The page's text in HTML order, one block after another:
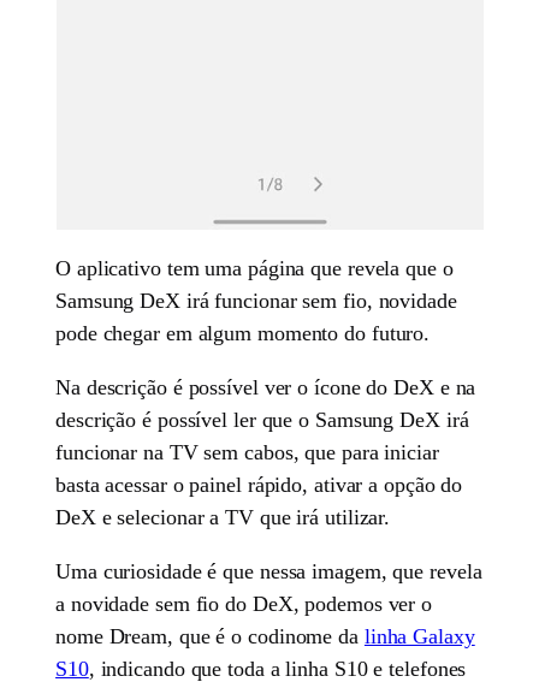
O aplicativo tem uma página que revela que o
Samsung DeX irá funcionar sem fio, novidade
pode chegar em algum momento do futuro.
Na descrição é possível ver o ícone do DeX e na
descrição é possível ler que o Samsung DeX irá
funcionar na TV sem cabos, que para iniciar
basta acessar o painel rápido, ativar a opção do
DeX e selecionar a TV que irá utilizar.
Uma curiosidade é que nessa imagem, que revela
a novidade sem fio do DeX, podemos ver o
nome Dream, que é o codinome da linha Galaxy
S10, indicando que toda a linha S10 e telefones